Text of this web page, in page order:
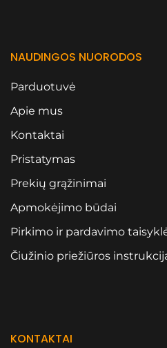
NAUDINGOS NUORODOS
Parduotuvė
Apie mus
Kontaktai
Pristatymas
Prekių grąžinimai
Apmokėjimo būdai
Pirkimo ir pardavimo
Čiužinio priežiūros
KONTAKTAI